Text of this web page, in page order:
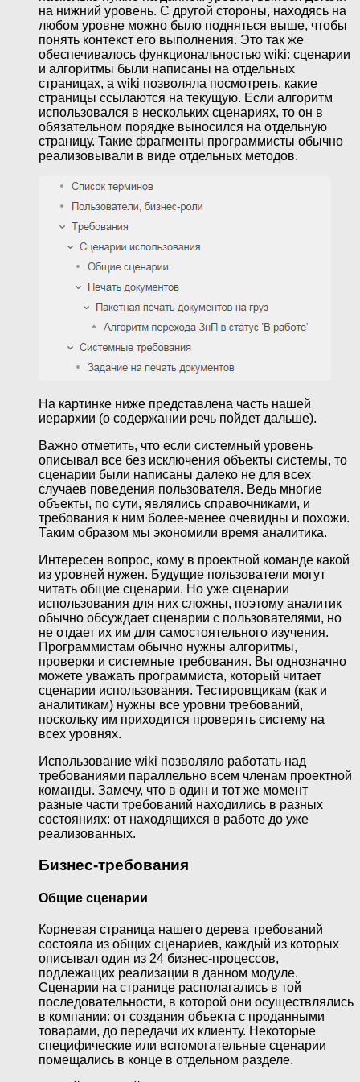
на нижний уровень. С другой стороны, находясь на
любом уровне можно было подняться выше, чтобы
понять контекст его выполнения. Это так же
обеспечивалось функциональностью wiki: сценарии
и алгоритмы были написаны на отдельных
страницах, а wiki позволяла посмотреть, какие
страницы ссылаются на текущую. Если алгоритм
использовался в нескольких сценариях, то он в
обязательном порядке выносился на отдельную
страницу. Такие фрагменты программисты обычно
реализовывали в виде отдельных методов.
На картинке ниже представлена часть нашей
иерархии (о содержании речь пойдет дальше).
Важно отметить, что если системный уровень
описывал все без исключения объекты системы, то
сценарии были написаны далеко не для всех
случаев поведения пользователя. Ведь многие
объекты, по сути, являлись справочниками, и
требования к ним более-менее очевидны и похожи.
Таким образом мы экономили время аналитика.
Интересен вопрос, кому в проектной команде какой
из уровней нужен. Будущие пользователи могут
читать общие сценарии. Но уже сценарии
использования для них сложны, поэтому аналитик
обычно обсуждает сценарии с пользователями, но
не отдает их им для самостоятельного изучения.
Программистам обычно нужны алгоритмы,
проверки и системные требования. Вы однозначно
можете уважать программиста, который читает
сценарии использования. Тестировщикам (как и
аналитикам) нужны все уровни требований,
поскольку им приходится проверять систему на
всех уровнях.
Использование wiki позволяло работать над
требованиями параллельно всем членам проектной
команды. Замечу, что в один и тот же момент
разные части требований находились в разных
состояниях: от находящихся в работе до уже
реализованных.
Бизнес-требования
Общие сценарии
Корневая страница нашего дерева требований
состояла из общих сценариев, каждый из которых
описывал один из 24 бизнес-процессов,
подлежащих реализации в данном модуле.
Сценарии на странице располагались в той
последовательности, в которой они осуществлялись
в компании: от создания объекта с проданными
товарами, до передачи их клиенту. Некоторые
специфические или вспомогательные сценарии
помещались в конце в отдельном разделе.